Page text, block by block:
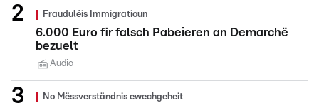
Frauduléis Immigratioun
6.000 Euro fir falsch Pabeieren an Demarchë
bezuelt
Audio
No Mëssverständnis ewechgeheit